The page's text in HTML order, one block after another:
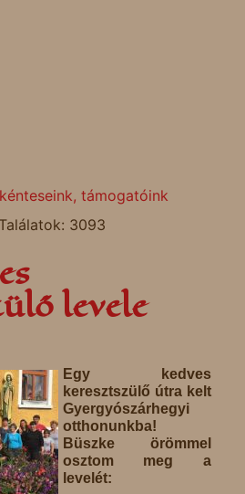
támogatóink
Találatok: 3093
levele
Egy kedves
keresztszülő útra kelt
Gyergyószárhegyi
otthonunkba!
Büszke örömmel
osztom meg a
levelét: